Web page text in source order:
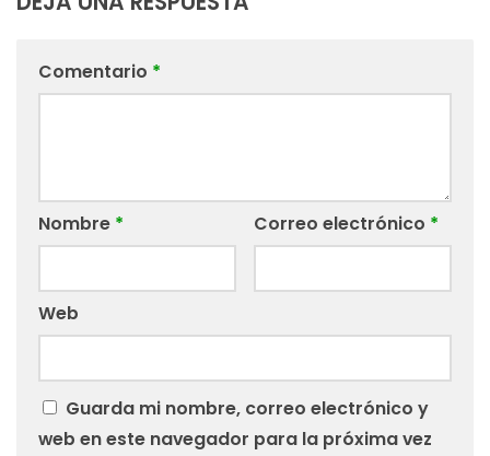
Comentario *
Nombre * Correo electrónico *
Web
Guarda mi nombre, correo electrónico y
web en este navegador para la próxima vez